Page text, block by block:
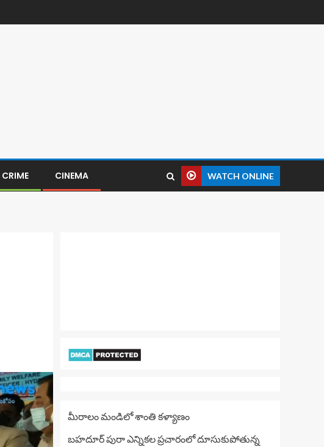
CRIME CINEMA WATCH ONLINE
మీరాలం మండిలో శాంతి కళ్యాణం
బహదూర్ పురా ఎన్నికల ప్రచారంలో దూసుకుపోతున్న